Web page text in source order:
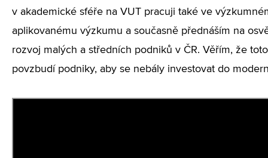
v akademické sféře na VUT pracuji také ve
aplikovanému výzkumu a současně přednáším na
rozvoj malých a středních podniků v ČR. Věřím, že
povzbudí podniky, aby se nebály investovat do